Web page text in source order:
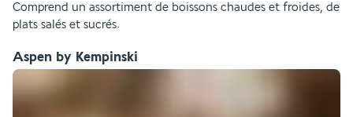
Comprend un assortiment de boissons chaudes et froides, de
plats salés et sucrés.
Aspen by Kempinski